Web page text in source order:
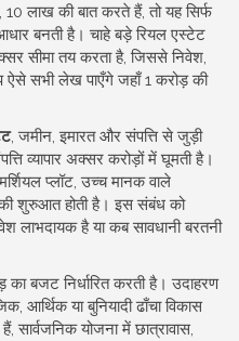
, 10 लाखकी बात करते हैं, तो यह सिर्फ
बनती है। चाहे बड़े रियल एस्टेट
सीमा तय करता है, जिससे निवेश,
सभी लेख पाएँगे जहाँ 1 करोड़ की
,जमीन, इमारत और संपत्ति से जुड़ी
व्यापार अक्सर करोड़ों में घूमती है।
प्लॉट, उच्च मानक वाले
की शुरुआत होती है। इस संबंध को
है या कब सावधानी बरतनी
बजट निर्धारित करती है। उदाहरण
आर्थिक या बुनियादी ढाँचा विकास
हैं,सार्वजनिक योजनामें छात्रावास,